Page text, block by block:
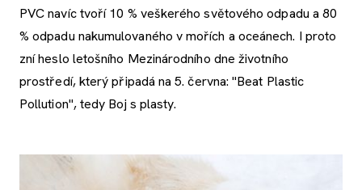
PVC navíc tvoří 10 % veškerého světového odpadu a 80
% odpadu nakumulovaného v mořích a oceánech. I proto
zní heslo letošního Mezinárodního dne životního
prostředí, který připadá na 5. června: "Beat Plastic
Pollution", tedy Boj s plasty.